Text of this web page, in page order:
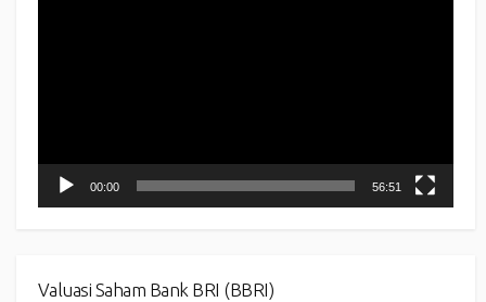
00:00 56:51
Valuasi Saham Bank BRI (BBRI)